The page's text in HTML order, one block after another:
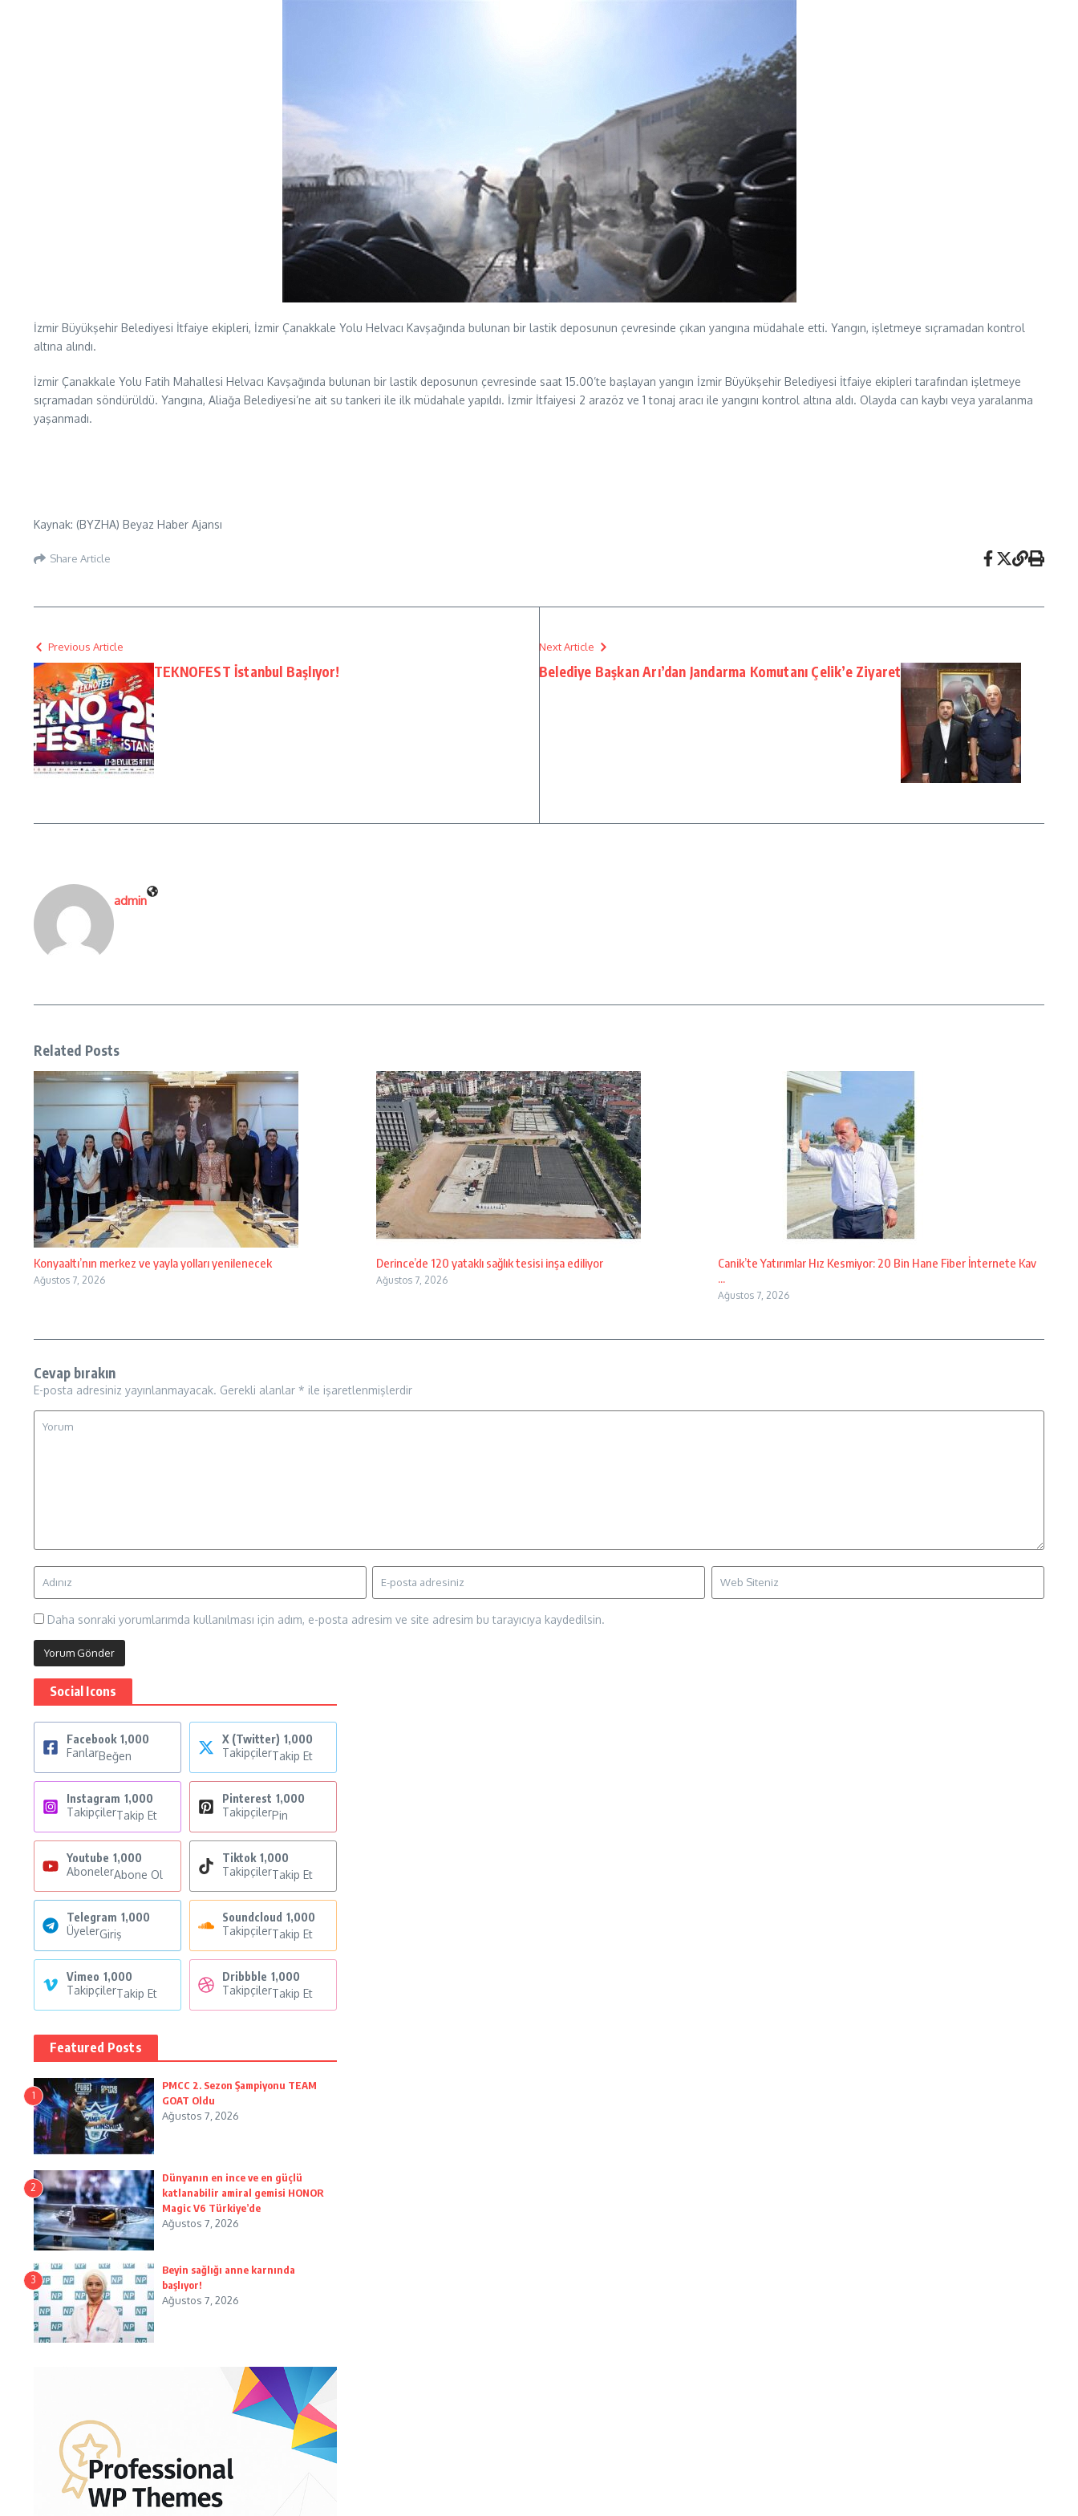
İzmir Büyükşehir Belediyesi İtfaiye ekipleri, İzmir Çanakkale Yolu Helvacı Kavşağında bulunan bir lastik deposunun çevresinde çıkan yangına müdahale etti. Yangın, işletmeye sıçramadan kontrol
altına alındı.
İzmir Çanakkale Yolu Fatih Mahallesi Helvacı Kavşağında bulunan bir lastik deposunun çevresinde saat 15.00’te başlayan yangın İzmir Büyükşehir Belediyesi İtfaiye ekipleri tarafından işletmeye
sıçramadan söndürüldü. Yangına, Aliağa Belediyesi’ne ait su tankeri ile ilk müdahale yapıldı. İzmir İtfaiyesi 2 arazöz ve 1 tonaj aracı ile yangını kontrol altına aldı. Olayda can kaybı veya yaralanma
yaşanmadı.
Kaynak: (BYZHA) Beyaz Haber Ajansı
Share Article
Previous Article
TEKNOFEST İstanbul Başlıyor!
Next Article
Belediye Başkan Arı’dan Jandarma Komutanı Çelik’e Ziyaret
admin
Related Posts
Konyaaltı’nın merkez ve yayla yolları yenilenecek
Ağustos 7, 2026
Derince’de 120 yataklı sağlık tesisi inşa ediliyor
Ağustos 7, 2026
Canik’te Yatırımlar Hız Kesmiyor: 20 Bin Hane Fiber İnternete Kav
...
Ağustos 7, 2026
Cevap bırakın
E-posta adresiniz yayınlanmayacak. Gerekli alanlar * ile işaretlenmişlerdir
Daha sonraki yorumlarımda kullanılması için adım, e-posta adresim ve site adresim bu tarayıcıya kaydedilsin.
Social Icons
Facebook 1,000
FanlarBeğen
X (Twitter) 1,000
TakipçilerTakip Et
Instagram 1,000
TakipçilerTakip Et
Pinterest 1,000
TakipçilerPin
Youtube 1,000
AbonelerAbone Ol
Tiktok 1,000
TakipçilerTakip Et
Telegram 1,000
ÜyelerGiriş
Soundcloud 1,000
TakipçilerTakip Et
Vimeo 1,000
TakipçilerTakip Et
Dribbble 1,000
TakipçilerTakip Et
Featured Posts
1
PMCC 2. Sezon Şampiyonu TEAM
GOAT Oldu
Ağustos 7, 2026
2
Dünyanın en ince ve en güçlü
katlanabilir amiral gemisi HONOR
Magic V6 Türkiye’de
Ağustos 7, 2026
3
Beyin sağlığı anne karnında
başlıyor!
Ağustos 7, 2026